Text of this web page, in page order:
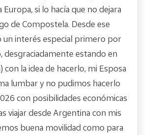
Europa, si lo hacía que no dejara
de Compostela. Desde ese
un interés especial primero por
desgraciadamente estando en
con la idea de hacerlo, mi Esposa
lumbar y no pudimos hacerlo
con posibilidades económicas
viajar desde Argentina con mis
buena movilidad como para